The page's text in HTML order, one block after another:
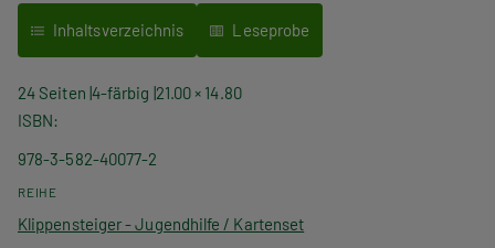
Inhaltsverzeichnis Leseprobe
24 Seiten 4-färbig 21.00 × 14.80
ISBN
978-3-582-40077-2
REIHE
Klippensteiger - Jugendhilfe / Kartenset